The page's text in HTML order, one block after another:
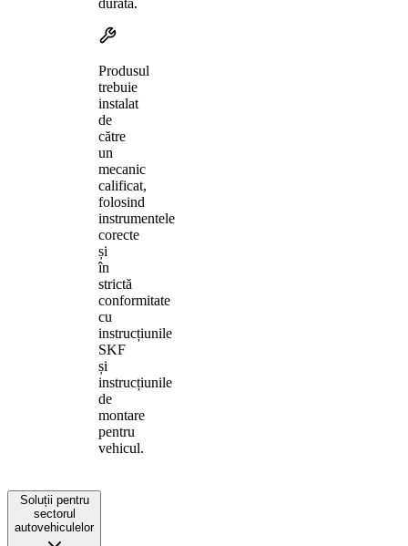
Produsul
trebuie
instalat
de
către
un
mecanic
calificat,
folosind
instrumentele
corecte
și
în
strictă
conformitate
cu
instrucțiunile
SKF
și
instrucțiunile
de
montare
pentru
vehicul.
Soluții pentru
sectorul
autovehiculelor